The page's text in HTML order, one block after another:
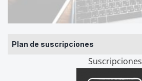
Plan de suscripciones
Suscripciones